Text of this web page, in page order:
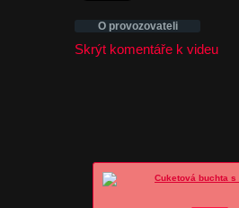
O provozovateli
Skrýt komentáře k videu